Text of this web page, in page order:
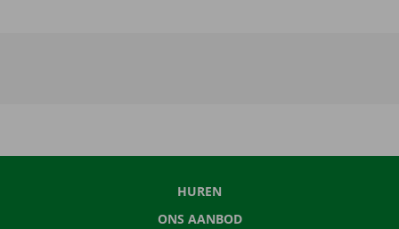
HUREN
ONS AANBOD